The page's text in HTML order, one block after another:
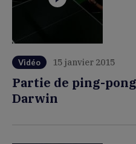
Vidéo 15 janvier 2015
Partie de ping-
Darwin